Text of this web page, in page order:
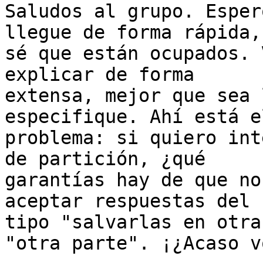
Saludos al grupo.
llegue de forma rápida,
sé que están
explicar de forma
extensa, mejor que
especifique. Ahí está
problema: si quiero
de partición, ¿qué
garantías hay de que
aceptar respuestas del
tipo "salvarlas en otra
"otra parte". ¡¿Acaso